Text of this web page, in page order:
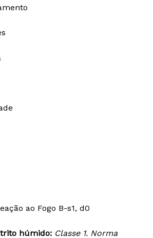
ao Fogo B-s1, d0
húmido: Classe 1. Norma